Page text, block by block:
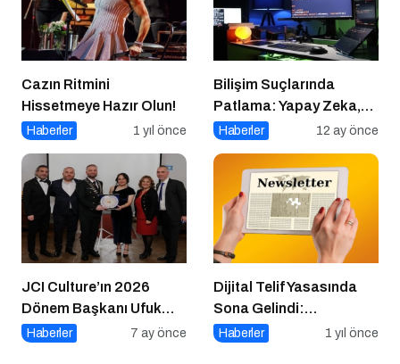
Cazın Ritmini
Hissetmeye Hazır Olun!
Haberler 1 yıl önce
Bilişim Suçlarında
Patlama: Yapay Zeka,
Sahte Siteler ve Dijital
Haberler 12 ay önce
JCI Culture’ın 2026
Dönem Başkanı Ufuk
Can Ay Oldu
Haberler 7 ay önce
Dijital Telif Yasasında
Sona Gelindi:
Yayıncılara Haziran
Haberler 1 yıl önce